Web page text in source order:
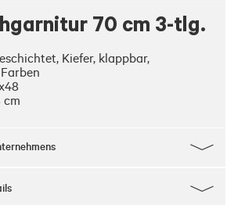
70 cm 3-tlg.
Kiefer, klappbar,
cm